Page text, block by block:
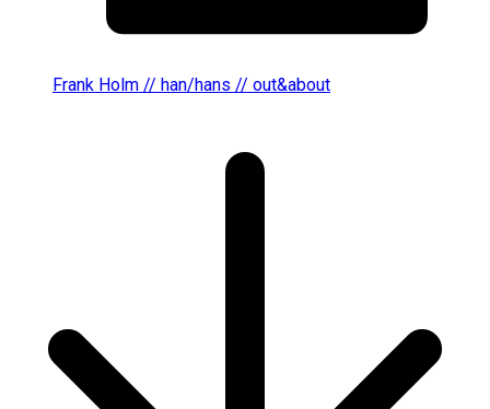
Frank Holm // han/hans // out&about